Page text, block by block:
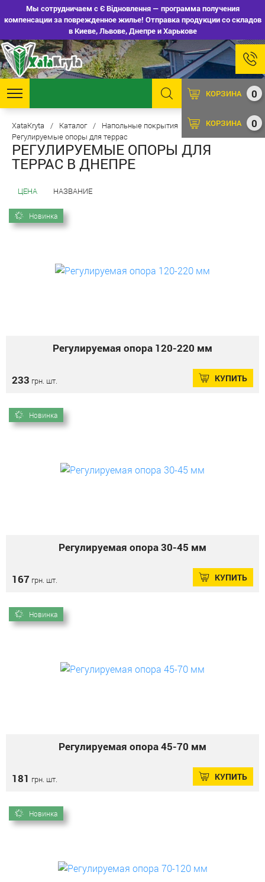
Мы сотрудничаем с Є Відновлення — программа получения
компенсации за поврежденное жилье! Отправка продукции со складов
в Киеве, Львове, Днепре и Харькове
0
КОРЗИНА
0
КОРЗИНА
XataKryta / Каталог / Напольные покрытия
Регулируемые опоры для террас
РЕГУЛИРУЕМЫЕ ОПОРЫ ДЛЯ
ТЕРРАС В ДНЕПРЕ
ЦЕНА НАЗВАНИЕ
Новинка
Регулируемая опора 120-220 мм
233 грн. шт. КУПИТЬ
Новинка
Регулируемая опора 30-45 мм
167 грн. шт. КУПИТЬ
Новинка
Регулируемая опора 45-70 мм
181 грн. шт. КУПИТЬ
Новинка